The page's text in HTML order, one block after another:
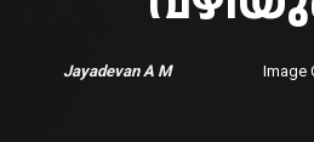
Jayadevan A M Image